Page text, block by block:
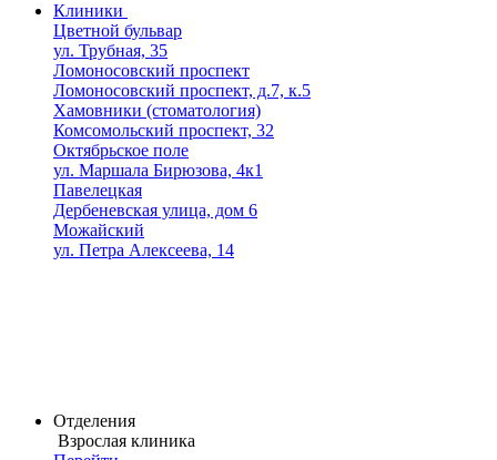
Клиники
Цветной бульвар
ул. Трубная, 35
Ломоносовский проспект
Ломоносовский проспект, д.7, к.5
Хамовники (стоматология)
Комсомольский проспект, 32
Октябрьское поле
ул. Маршала Бирюзова, 4к1
Павелецкая
Дербеневская улица, дом 6
Можайский
ул. Петра Алексеева, 14
Отделения
Взрослая клиника